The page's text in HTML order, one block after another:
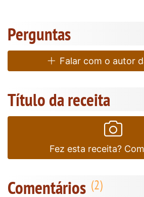
Perguntas
Falar com o autor
Título da receita
Fez esta receita?
Comentários